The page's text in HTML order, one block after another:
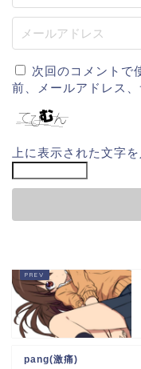
次回のコメントで
前、メールアドレス、
上に表示された文字
pang(激痛)